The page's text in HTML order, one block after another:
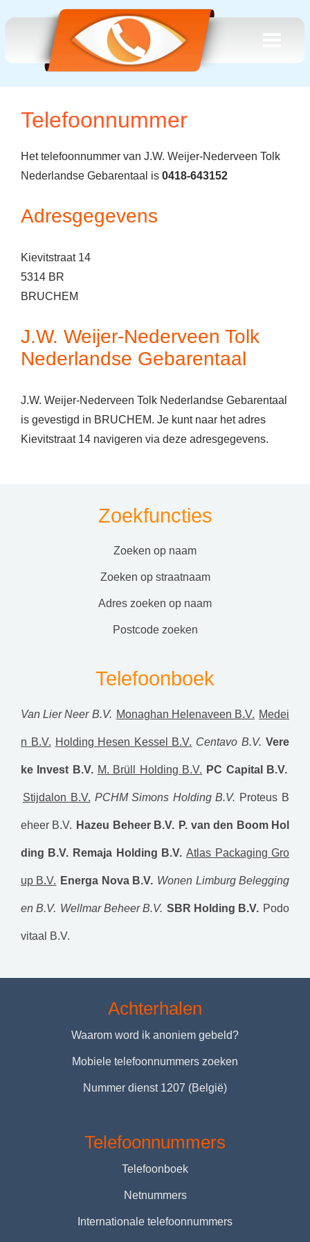
Telefoonnummer
Het telefoonnummer van J.W. Weijer-Nederveen Tolk
Nederlandse Gebarentaal is 0418-643152
Adresgegevens
Kievitstraat 14
5314 BR
BRUCHEM
J.W. Weijer-Nederveen Tolk
Nederlandse Gebarentaal
J.W. Weijer-Nederveen Tolk Nederlandse Gebarentaal
is gevestigd in BRUCHEM. Je kunt naar het adres
Kievitstraat 14 navigeren via deze adresgegevens.
Zoekfuncties
zoeken op naam
zoeken op straatnaam
adres zoeken op naam
postcode zoeken
Telefoonboek
Van Lier Neer B.V. Monaghan Helenaveen B.V. Medei
n B.V. Holding Hesen Kessel B.V. Centavo B.V. Vere
ke Invest B.V. M. Brüll Holding B.V. PC Capital B.V.
Stijdalon B.V. PCHM Simons Holding B.V. Proteus B
eheer B.V. Hazeu Beheer B.V. P. van den Boom Hol
ding B.V. Remaja Holding B.V. Atlas Packaging Gro
up B.V. Energa Nova B.V. Wonen Limburg Belegging
en B.V. Wellmar Beheer B.V. SBR Holding B.V. Podo
vitaal B.V.
Achterhalen
Waarom word ik anoniem gebeld?
Mobiele telefoonnummers zoeken
Nummer dienst 1207 (België)
Telefoonnummers
Telefoonboek
Netnummers
Internationale telefoonnummers